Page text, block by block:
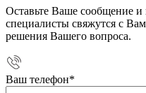
Оставьте Ваше сообщение
специалисты свяжутся с
решения Вашего вопроса.
Ваш телефон*